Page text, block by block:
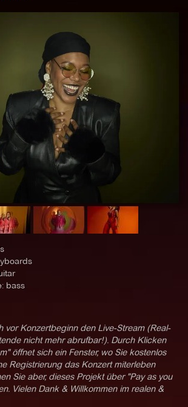
bass
vor Konzertbeginn den Live-Stream (Real-
nicht mehr abrufbar!). Durch Klicken
öffnet sich ein Fenster, wo Sie kostenlos
Registrierung das Konzert miterleben
Sie aber, dieses Projekt über "Pay as you
Vielen Dank & Willkommen im realen &